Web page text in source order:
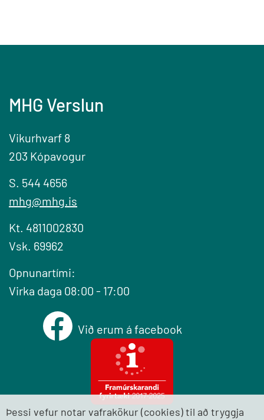
MHG Verslun
Vikurhvarf 8
203 Kópavogur
S. 544 4656
mhg@mhg.is
Kt. 4811002830
Vsk. 69962
Opnunartími:
Virka daga 08:00 - 17:00
Við erum á facebook
Þessi vefur notar vafrakökur (cookies) til að tryggja